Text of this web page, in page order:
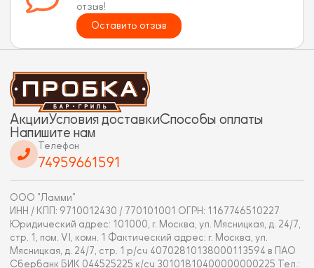
отзыв!
Оставить отзыв
АкцииУсловия доставкиСпособы оплаты
Напишите нам
Телефон
74959661591
ООО "Ламми"
ИНН / КПП: 9710012430 / 770101001 ОГРН: 1167746510227
Юридический адрес: 101000, г. Москва, ул. Мясницкая, д. 24/7,
стр. 1, пом. VI, комн. 1 Фактический адрес: г. Москва, ул.
Мясницкая, д. 24/7, стр. 1 р/сч 40702810138000113594 в ПАО
Сбербанк БИК 044525225 к/сч 30101810400000000225 Тел.: